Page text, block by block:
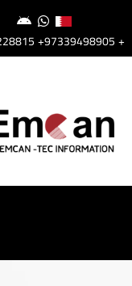
+97333228815
+97339498905